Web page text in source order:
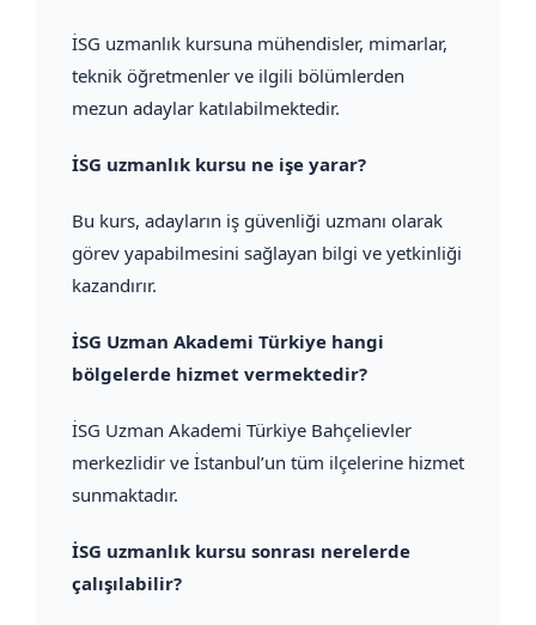
İSG uzmanlık kursuna mühendisler, mimarlar,
teknik öğretmenler ve ilgili bölümlerden
mezun adaylar katılabilmektedir.
İSG uzmanlık kursu ne işe yarar?
Bu kurs, adayların iş güvenliği uzmanı olarak
görev yapabilmesini sağlayan bilgi ve yetkinliği
kazandırır.
İSG Uzman Akademi Türkiye hangi
bölgelerde hizmet vermektedir?
İSG Uzman Akademi Türkiye Bahçelievler
merkezlidir ve İstanbul’un tüm ilçelerine hizmet
sunmaktadır.
İSG uzmanlık kursu sonrası nerelerde
çalışılabilir?